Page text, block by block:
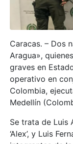
Caracas. – Dos
Aragua»,
graves en
operativo en
Colombia,
Medellín
Se trata de Luis
‘Alex’, y Luis